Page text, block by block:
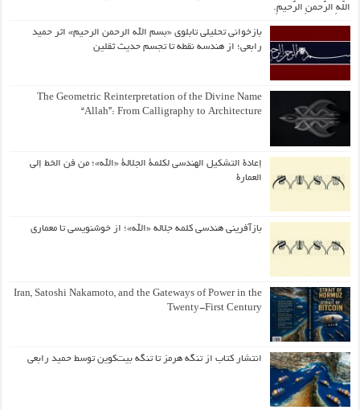
اللّهِ الرَّحمنِ الرَّحیمِ.
بازخوانی تحلیلی تابلوی «بسم الله الرحمن الرحیم» اثر حمید
رابعی؛ از هندسه نقطه تا تجسم حدیث ثقلین
The Geometric Reinterpretation of the Divine Name
“Allah”: From Calligraphy to Architecture
إعادة التشكيل الهندسي لكلمة الجلالة «الله»؛ من فن الخط إلى
العمارة
بازآفرینی هندسی کلمه جلاله «الله»؛ از خوشنویسی تا معماری
Iran, Satoshi Nakamoto, and the Gateways of Power in the
Twenty-First Century
انتشار کتاب از تنگه هرمز تا تنگه بیت‌کوین توسط حمید رابعی